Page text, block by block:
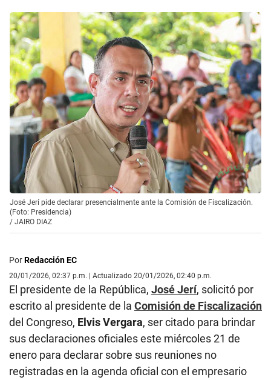
José Jerí pide declarar presencialmente ante la Comisión de Fiscalización.
(Foto: Presidencia)
/ JAIRO DIAZ
PorRedacción EC
20/01/2026, 02:37 p.m. | Actualizado 20/01/2026, 02:40 p.m.
El presidente de la República, José Jerí, solicitó por
escrito al presidente de la Comisión de Fiscalización
del Congreso, Elvis Vergara, ser citado para brindar
sus declaraciones oficiales este miércoles 21 de
enero para declarar sobre sus reuniones no
registradas en la agenda oficial con el empresario